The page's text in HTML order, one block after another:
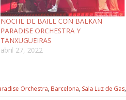
NOCHE DE BAILE CON BALKAN
PARADISE ORCHESTRA Y
TANXUGUEIRAS
abril 27, 2022
Orchestra, Barcelona, Sala Luz de Gas,